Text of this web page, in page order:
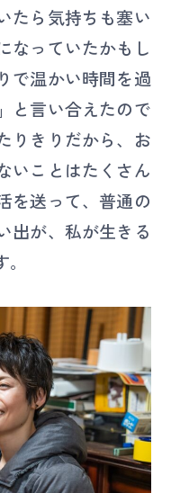
たら気持ちも塞い
なっていたかもし
で温かい時間を過
と言い合えたので
りきりだから、お
いことはたくさん
を送って、普通の
出が、私が生きる